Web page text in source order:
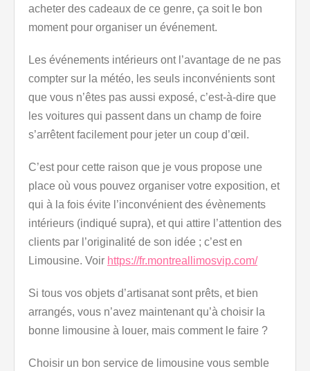
acheter des cadeaux de ce genre, ça soit le bon
moment pour organiser un événement.
Les événements intérieurs ont l’avantage de ne pas
compter sur la météo, les seuls inconvénients sont
que vous n’êtes pas aussi exposé, c’est-à-dire que
les voitures qui passent dans un champ de foire
s’arrêtent facilement pour jeter un coup d’œil.
C’est pour cette raison que je vous propose une
place où vous pouvez organiser votre exposition, et
qui à la fois évite l’inconvénient des évènements
intérieurs (indiqué supra), et qui attire l’attention des
clients par l’originalité de son idée ; c’est en
Limousine. Voir https://fr.montreallimosvip.com/
Si tous vos objets d’artisanat sont prêts, et bien
arrangés, vous n’avez maintenant qu’à choisir la
bonne limousine à louer, mais comment le faire ?
Choisir un bon service de limousine vous semble